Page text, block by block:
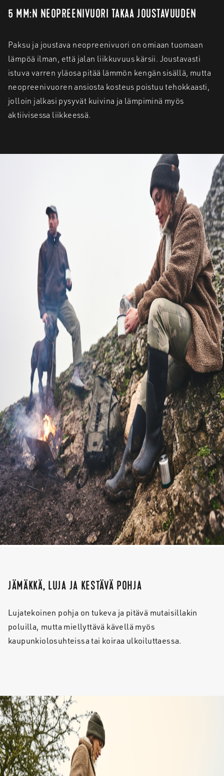
5 MM:N NEOPREENIVUORI TAKAA JOUSTAVUUDEN
Paksu ja joustava neopreenivuori on omiaan tuomaan
lämpöä ilman, että jalan liikkuvuus kärsii. Joustavasti
istuva varren yläosa pitää lämmön kengän sisällä, mutta
neopreenivuoren ansiosta kosteus poistuu tehokkaasti,
jolloin jalkasi pysyvät kuivina ja lämpiminä myös
aktiivisessa liikkeessä.
JÄMÄKKÄ, LUJA JA KESTÄVÄ POHJA
Lujatekoinen pohja on tukeva ja pitävä mutaisillakin
poluilla, mutta miellyttävä kävellä myös
kaupunkiolosuhteissa tai koiraa ulkoiluttaessa.